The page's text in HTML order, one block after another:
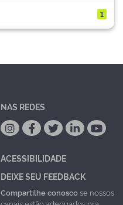
1
NAS REDES
ACESSIBILIDADE
DEIXE SEU FEEDBACK
Compartilhe conoscose nossos